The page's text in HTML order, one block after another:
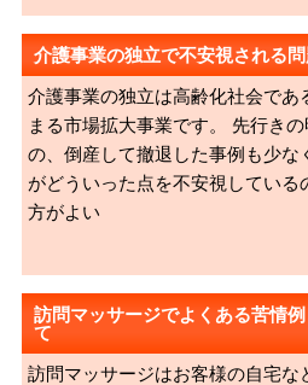
介護事業の独立で不安視される
介護事業の独立は高齢化社会であ
まる市場拡大事業です。 先行き
の、倒産して撤退した事例も少な
がどういった点を不安視している
方がよい
訪問マッサージでよくある苦情
て
訪問マッサージはお客様の自宅な